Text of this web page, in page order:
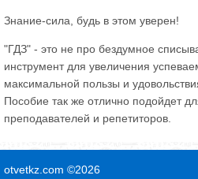
Знание-сила, будь в этом уверен!
"ГДЗ" - это не про бездумное
инструмент для увеличения
максимальной пользы и
Пособие так же отлично подойдет
преподавателей и репетиторов.
otvetkz.com ©2026